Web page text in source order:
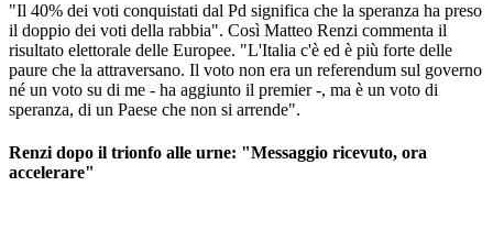
"Il 40% dei voti conquistati dal Pd significa che la speranza ha preso
il doppio dei voti della rabbia". Così Matteo Renzi commenta il
risultato elettorale delle Europee. "L'Italia c'è ed è più forte delle
paure che la attraversano. Il voto non era un referendum sul governo
né un voto su di me - ha aggiunto il premier -, ma è un voto di
speranza, di un Paese che non si arrende".
Renzi dopo il trionfo alle urne: "Messaggio ricevuto, ora
accelerare"